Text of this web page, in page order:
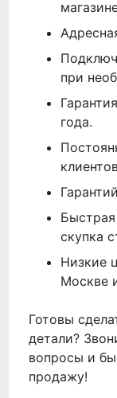
при
года.
Быстрая
скупка
Низкие
Москве
Готовы
детали?
вопросы и
продажу!